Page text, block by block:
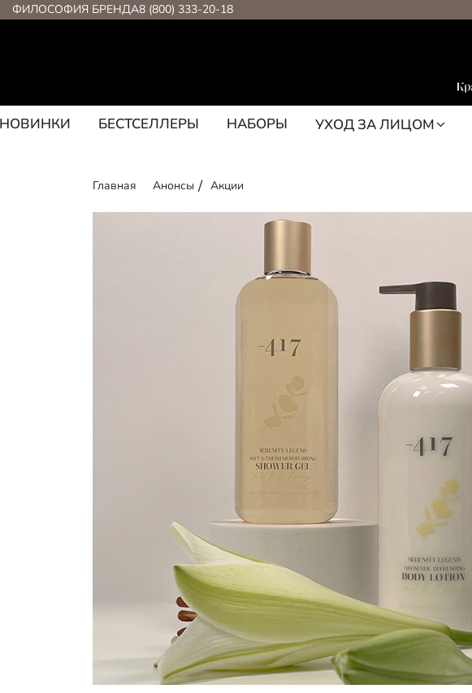
ФИЛОСОФИЯ БРЕНДА8 (800) 333-20-18
БЕСТСЕЛЛЕРЫ НАБОРЫ УХОД ЗА ЛИЦОМ
Главная Анонсы Акции